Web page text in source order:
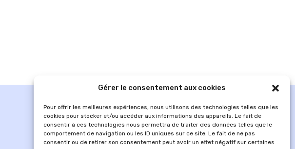
Gérer le consentement aux cookies
Pour offrir les meilleures expériences, nous utilisons des technologies telles que les
cookies pour stocker et/ou accéder aux informations des appareils. Le fait de
consentir à ces technologies nous permettra de traiter des données telles que le
comportement de navigation ou les ID uniques sur ce site. Le fait de ne pas
consentir ou de retirer son consentement peut avoir un effet négatif sur certaines